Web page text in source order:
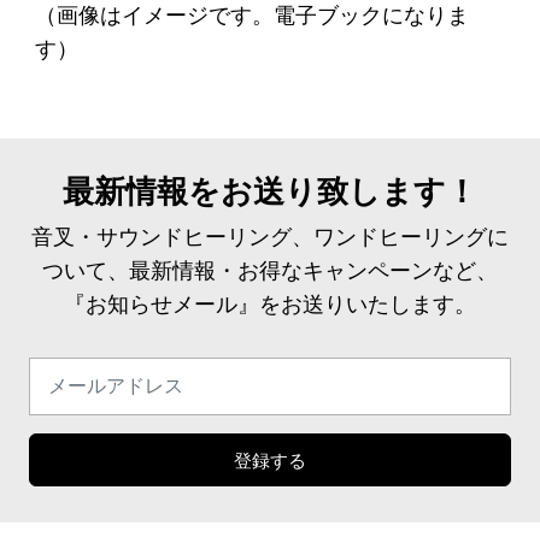
（画像はイメージです。電子ブックになりま
す）
最新情報をお送り致します！
音叉・サウンドヒーリング、ワンドヒーリングに
ついて、最新情報・お得なキャンペーンなど、
『お知らせメール』をお送りいたします。
登録する